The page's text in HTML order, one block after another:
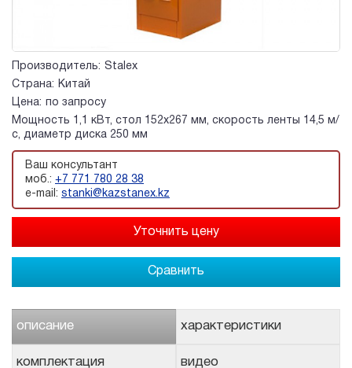
Производитель: Stalex
Страна:
Китай
Цена:
по запросу
Мощность 1,1 кВт, стол 152х267 мм, скорость ленты 14,5 м/
с, диаметр диска 250 мм
Ваш консультант
моб.: +7 771 780 28 38
e-mail: stanki@kazstanex.kz
Сравнить
описание характеристики
комплектация видео